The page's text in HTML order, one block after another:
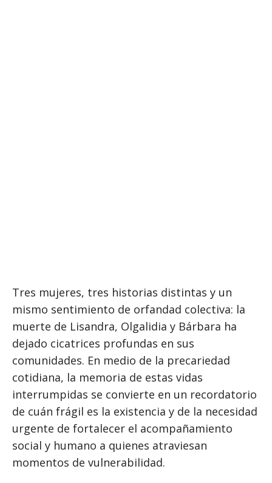
Tres mujeres, tres historias distintas y un
mismo sentimiento de orfandad colectiva: la
muerte de Lisandra, Olgalidia y Bárbara ha
dejado cicatrices profundas en sus
comunidades. En medio de la precariedad
cotidiana, la memoria de estas vidas
interrumpidas se convierte en un recordatorio
de cuán frágil es la existencia y de la necesidad
urgente de fortalecer el acompañamiento
social y humano a quienes atraviesan
momentos de vulnerabilidad.